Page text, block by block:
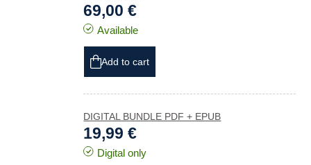
69,00 €
Available
Add to cart
DIGITAL BUNDLE PDF + EPUB
19,99 €
Digital only